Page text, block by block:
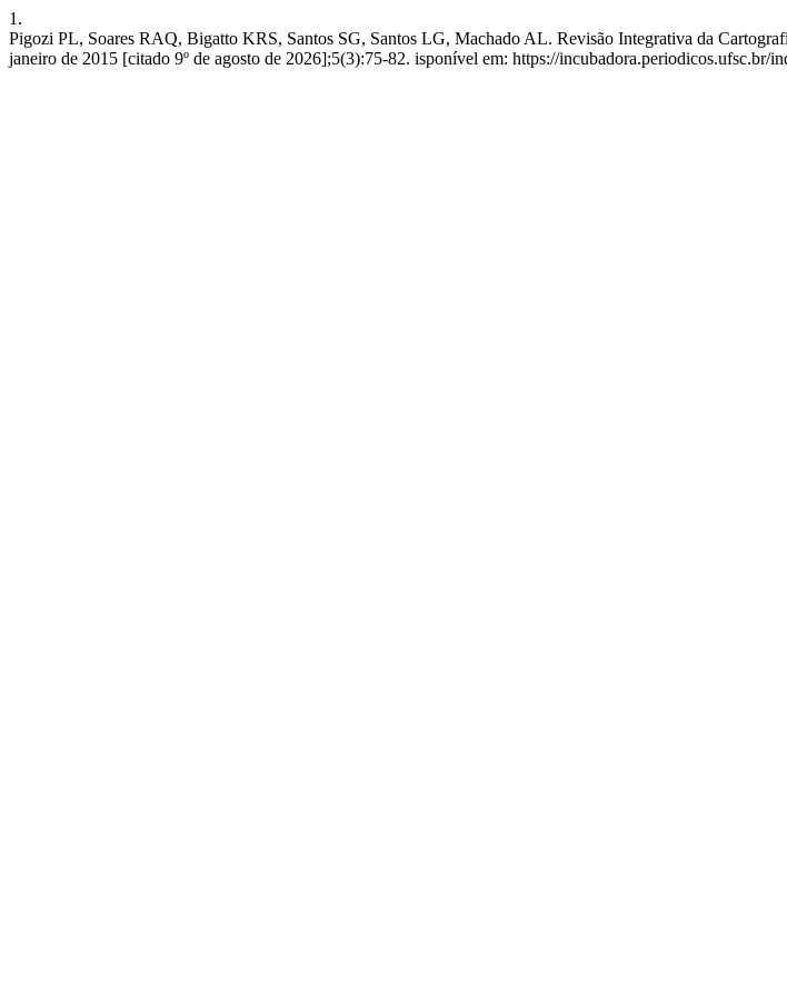
1.
Pigozi PL, Soares RAQ, Bigatto KRS, Santos SG, Santos LG, Machado AL. Revisão Integrativa da
janeiro de 2015 [citado 9º de agosto de 2026];5(3):75-82. isponível em: https://incubadora.periodicos.ufsc.br/